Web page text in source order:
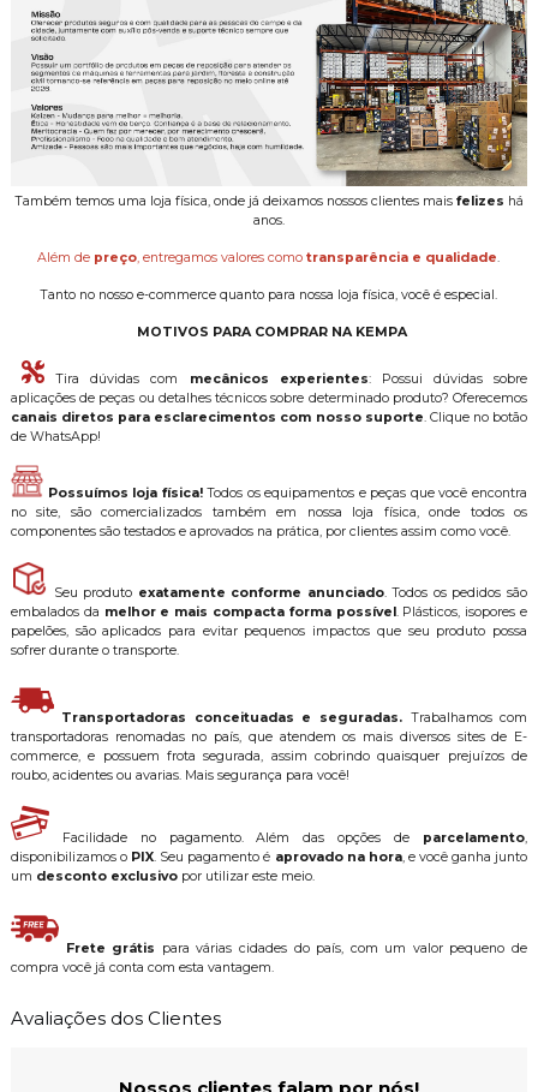
Também temos uma loja física, onde já deixamos nossos clientes mais felizes há
anos.
Além de preço, entregamos valores comotransparência e qualidade.
Tanto no nosso e-commerce quanto para nossa loja física, você é especial.
MOTIVOS PARA COMPRAR NA KEMPA
Tira dúvidas com mecânicos experientes: Possui dúvidas sobre
aplicações de peças ou detalhes técnicos sobre determinado produto? Oferecemos
canais diretos para esclarecimentos com nosso suporte. Clique no botão
de WhatsApp!
Possuímos loja física!Todos os equipamentos e peças que você encontra
no site, são comercializados também em nossa loja física, onde todos os
componentes são testados e aprovados na prática, por clientes assim como você.
Seu produto exatamente conforme anunciado. Todos os pedidos são
embalados da melhor e mais compacta forma possível . Plásticos, isopores e
papelões, são aplicados para evitar pequenos impactos que seu produto possa
sofrer durante o transporte.
Transportadoras conceituadas e seguradas. Trabalhamos com
transportadoras renomadas no país, que atendem os mais diversos sites de E-
commerce, e possuem frota segurada, assim cobrindo quaisquer prejuízos de
roubo, acidentes ou avarias. Mais segurança para você!
Facilidade no pagamento. Além das opções de parcelamento,
disponibilizamos o PIX. Seu pagamento é aprovado na hora, e você ganha junto
um desconto exclusivopor utilizar este meio.
Frete grátis para várias cidades do país, com um valor pequeno de
compra você já conta com esta vantagem.
Avaliações dos Clientes